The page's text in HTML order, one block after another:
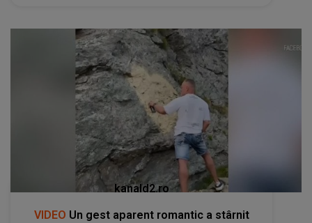
kanald2.ro
VIDEO Un gest aparent romantic a stârnit